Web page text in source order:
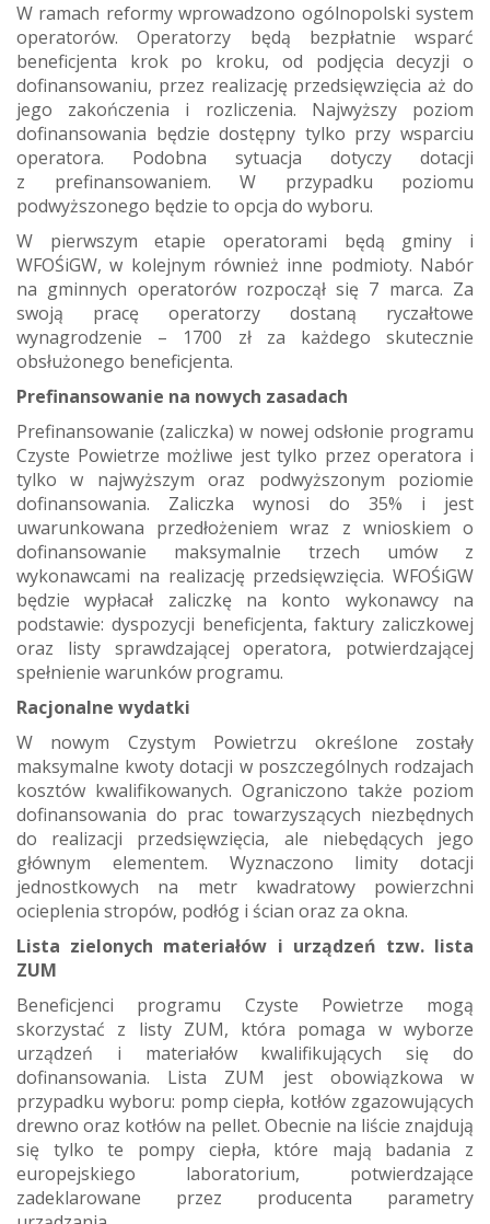
W ramach reformy wprowadzono ogólnopolski system
operatorów. Operatorzy będą bezpłatnie wsparć
beneficjenta krok po kroku, od podjęcia decyzji o
dofinansowaniu, przez realizację przedsięwzięcia aż do
jego zakończenia i rozliczenia. Najwyższy poziom
dofinansowania będzie dostępny tylko przy wsparciu
operatora. Podobna sytuacja dotyczy dotacji
z prefinansowaniem. W przypadku poziomu
podwyższonego będzie to opcja do wyboru.
W pierwszym etapie operatorami będą gminy i
WFOŚiGW, w kolejnym również inne podmioty. Nabór
na gminnych operatorów rozpoczął się 7 marca. Za
swoją pracę operatorzy dostaną ryczałtowe
wynagrodzenie – 1700 zł za każdego skutecznie
obsłużonego beneficjenta.
Prefinansowanie na nowych zasadach
Prefinansowanie (zaliczka) w nowej odsłonie programu
Czyste Powietrze możliwe jest tylko przez operatora i
tylko w najwyższym oraz podwyższonym poziomie
dofinansowania. Zaliczka wynosi do 35% i jest
uwarunkowana przedłożeniem wraz z wnioskiem o
dofinansowanie maksymalnie trzech umów z
wykonawcami na realizację przedsięwzięcia. WFOŚiGW
będzie wypłacał zaliczkę na konto wykonawcy na
podstawie: dyspozycji beneficjenta, faktury zaliczkowej
oraz listy sprawdzającej operatora, potwierdzającej
spełnienie warunków programu.
Racjonalne wydatki
W nowym Czystym Powietrzu określone zostały
maksymalne kwoty dotacji w poszczególnych rodzajach
kosztów kwalifikowanych. Ograniczono także poziom
dofinansowania do prac towarzyszących niezbędnych
do realizacji przedsięwzięcia, ale niebędących jego
głównym elementem. Wyznaczono limity dotacji
jednostkowych na metr kwadratowy powierzchni
ocieplenia stropów, podłóg i ścian oraz za okna.
Lista zielonych materiałów i urządzeń tzw. lista
ZUM
Beneficjenci programu Czyste Powietrze mogą
skorzystać z listy ZUM, która pomaga w wyborze
urządzeń i materiałów kwalifikujących się do
dofinansowania. Lista ZUM jest obowiązkowa w
przypadku wyboru: pomp ciepła, kotłów zgazowujących
drewno oraz kotłów na pellet. Obecnie na liście znajdują
się tylko te pompy ciepła, które mają badania z
europejskiego laboratorium, potwierdzające
zadeklarowane przez producenta parametry